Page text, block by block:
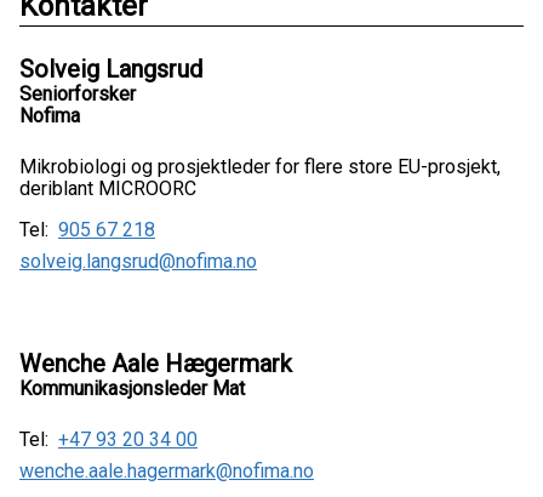
Solveig Langsrud
Seniorforsker
Nofima
Mikrobiologi og prosjektleder for flere store EU-prosjekt,
deriblant MICROORC
Tel: 905 67 218
solveig.langsrud@nofima.no
Wenche Aale Hægermark
Kommunikasjonsleder Mat
Tel: +47 93 20 34 00
wenche.aale.hagermark@nofima.no